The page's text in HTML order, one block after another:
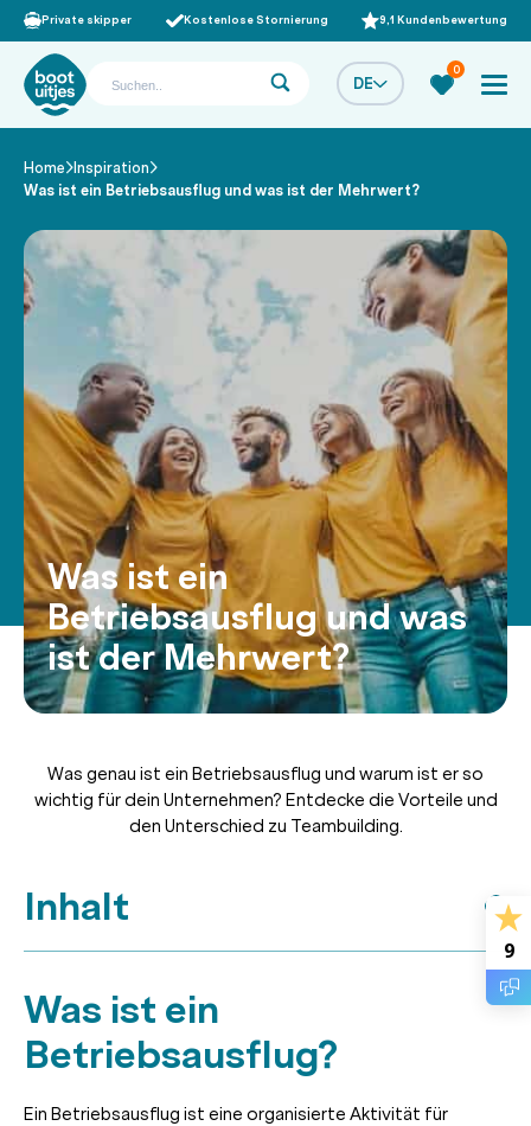
Private skipper Kostenlose Stornierung 9,1 Kundenbewertung
DE
0
Home/ Inspiration/
Was ist ein Betriebsausflug und was ist der Mehrwert?
Was ist ein
Betriebsausflug und was
ist der Mehrwert?
Was genau ist ein Betriebsausflug und warum ist er so
wichtig für dein Unternehmen? Entdecke die Vorteile und
den Unterschied zu Teambuilding.
Inhalt
Was ist ein
Betriebsausflug?
Ein Betriebsausflug ist eine organisierte Aktivität für
9